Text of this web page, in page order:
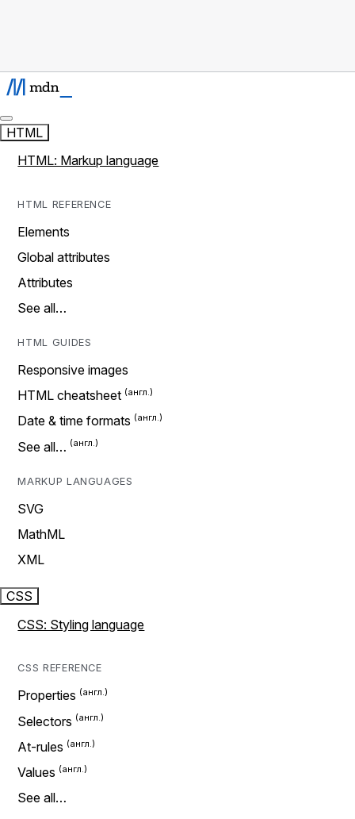
HTML
HTML: Markup language
HTML REFERENCE
Elements
Global attributes
Attributes
See all…
HTML GUIDES
Responsive images
HTML cheatsheet
Date & time formats
See all…
MARKUP LANGUAGES
SVG
MathML
XML
CSS
CSS: Styling language
CSS REFERENCE
Properties
Selectors
At-rules
Values
See all…